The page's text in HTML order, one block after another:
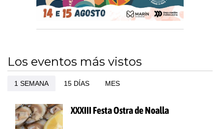
Los eventos más vistos
1 SEMANA 15 DÍAS MES
XXXIII Festa Ostra de Noalla